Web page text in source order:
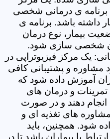
برنامه ی درمانی شخصی
داشته باشد. برنامه ی
بیمار، نوع درمان
شخصی سازی شود.
یک مرکز فیزیوتراپی در
مشاوره و پشتیبانی کافی
آموزش داده شود که
و درمان های
انجام دهند و در صورت
ی مشاوره های تغذیه ای و
شود. همچنین، باید
با بیماران باشد تا در